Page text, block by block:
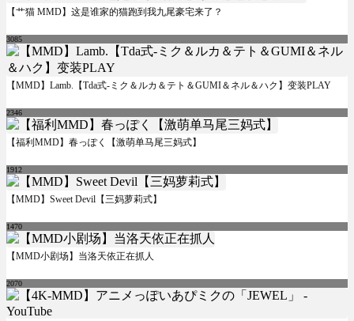
【艹猫 MMD】这是谁家的猫跑到我九尾豪宅来了？
3085
【MMD】Lamb.【Tda式-ミク＆ルカ＆テト＆GUMI＆ネル＆ハク】变装PLAY
2346
【福利MMD】春っぽく【激萌单马尾三妈式】
1912
【MMD】Sweet Devil【三妈萝莉式】
1470
【MMD小剧场】当洛天依正在抓人
2070